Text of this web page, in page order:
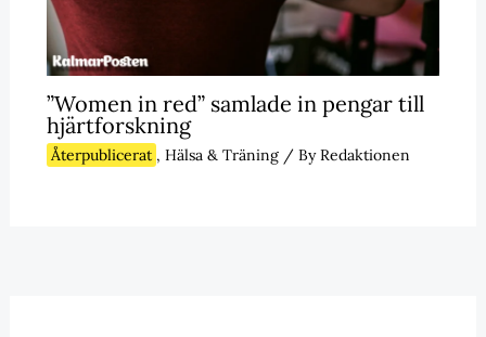
”Women in red” samlade in pengar till
hjärtforskning
Återpublicerat , Hälsa & Träning/ ByRedaktionen